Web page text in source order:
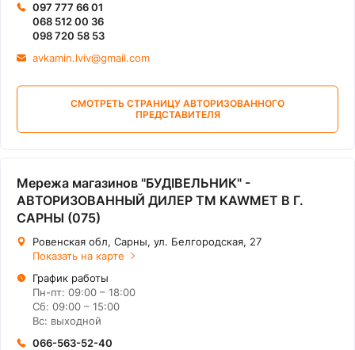
097 777 66 01
068 512 00 36
098 720 58 53
avkamin.lviv@gmail.com
СМОТРЕТЬ СТРАНИЦУ АВТОРИЗОВАННОГО
ПРЕДСТАВИТЕЛЯ
Мережа магазинов "БУДІВЕЛЬНИК" -
АВТОРИЗОВАННЫЙ ДИЛЕР ТМ KAWMET В Г.
САРНЫ (075)
Ровенская обл, Сарны, ул. Белгородская, 27
Показать на карте
График работы
Пн-пт: 09:00 – 18:00
Сб: 09:00 – 15:00
Вс: выходной
066-563-52-40